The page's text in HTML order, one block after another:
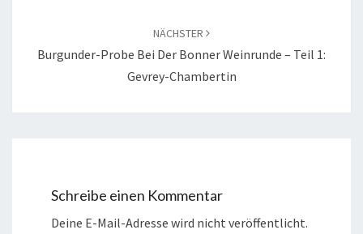
NÄCHSTER
Burgunder-Probe Bei Der Bonner Weinrunde – Teil 1:
Gevrey-Chambertin
Schreibe einen Kommentar
Deine E-Mail-Adresse wird nicht veröffentlicht.